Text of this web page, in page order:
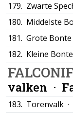
179. Zwarte
180. Middelste
181. Grote Bonte
182. Kleine
valken ·
183. Torenvalk ·